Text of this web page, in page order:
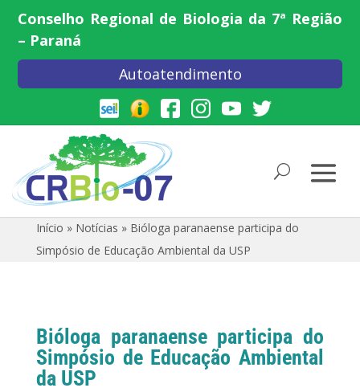
Conselho Regional de Biologia da 7ª Região
– Paraná
Autoatendimento
Início » Notícias » Bióloga paranaense participa do
Simpósio de Educação Ambiental da USP
Bióloga paranaense participa do
Simpósio de Educação Ambiental
da USP